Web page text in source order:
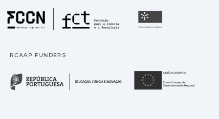
Fundação para a
RCAAP FUNDERS
República Portuguesa